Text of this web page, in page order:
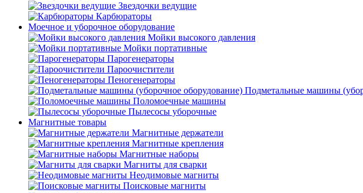
Звездочки ведущие
Карбюраторы
Моечное и уборочное оборудование
Мойки высокого давления
Мойки портативные
Парогенераторы
Пароочистители
Пеногенераторы
Подметальные машины
Поломоечные машины
Пылесосы уборочные
Магнитные товары
Магнитные держатели
Магнитные крепления
Магнитные наборы
Магниты для сварки
Неодимовые магниты
Поисковые магниты